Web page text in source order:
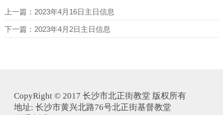
上一篇： 2023年4月16日主日信息
下一篇： 2023年4月2日主日信息
CopyRight © 2017 长沙市北正街教堂 版权所有
地址: 长沙市黄兴北路76号北正街基督教堂